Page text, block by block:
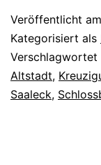
Veröffentlicht am
Kategorisiert als
Verschlagwortet
Altstadt,
Saaleck,